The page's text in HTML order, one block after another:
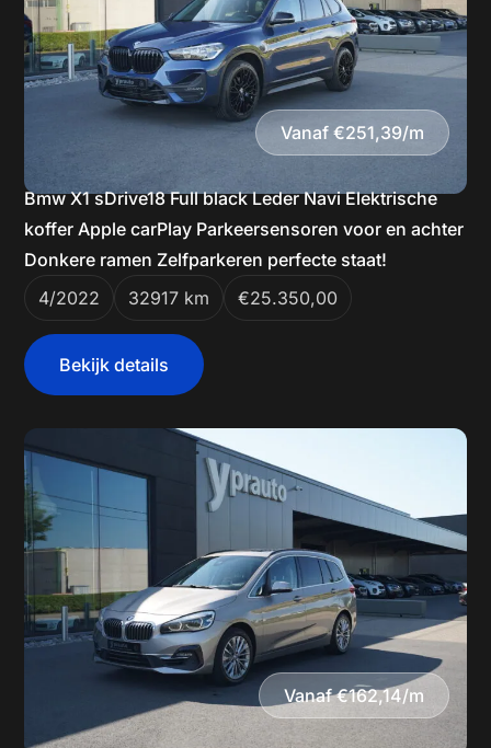
Vanaf €251,39/m
Bmw X1 sDrive18 Full black Leder Navi Elektrische
koffer Apple carPlay Parkeersensoren voor en achter
Donkere ramen Zelfparkeren perfecte staat!
4/2022
32917 km €25.350,00
Bekijk details
Vanaf €162,14/m